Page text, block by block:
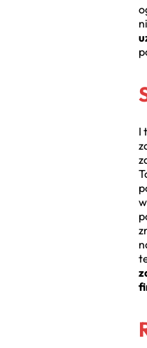
I